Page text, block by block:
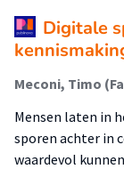
Digitale
Meconi, Timo
Mensen laten in
sporen achter in
waardevol